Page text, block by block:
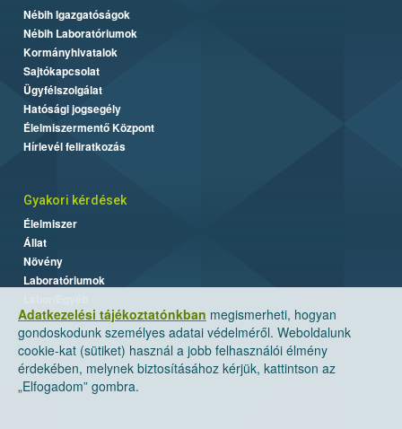
Adatkezelési tájékoztatónkban megismerheti, hogyan
gondoskodunk személyes adatai védelméről. Weboldalunk
cookie-kat (sütiket) használ a jobb felhasználói élmény
érdekében, melynek biztosításához kérjük, kattintson az
„Elfogadom” gombra.
Nébih Igazgatóságok
Nébih Laboratóriumok
Kormányhivatalok
Sajtókapcsolat
Ügyfélszolgálat
Hatósági jogsegély
Élelmiszermentő Központ
Hírlevél feliratkozás
Gyakori kérdések
Élelmiszer
Állat
Növény
Laboratóriumok